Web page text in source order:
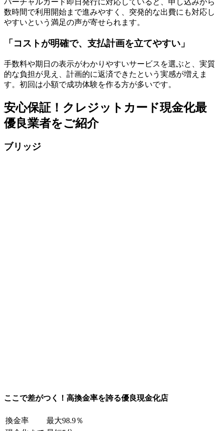
バーチャルカード即日発行に対応していると、申し込みから
数時間で利用開始まで進みやすく、突発的な出費にも対応し
やすいという満足の声が寄せられます。
「コストが明確で、支払計画を立てやすい」
手数料や期日の表示がわかりやすいサービスを選ぶと、実質
的な負担が見え、計画的に返済できたという実感が増えま
す。初回は小額で成功体験を作る方が多いです。
安心保証！クレジットカード現金化最
優良業者をご紹介
ブリッジ
ここで差がつく！高換金率を誇る優良現金化店
換金率
最大98.9％